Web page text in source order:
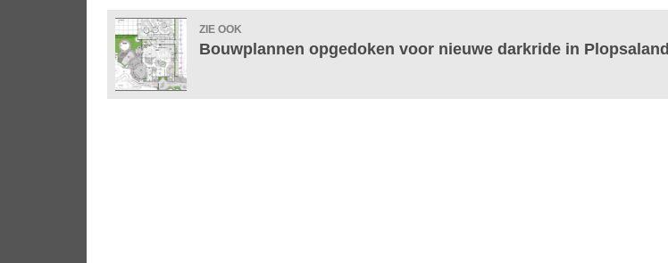
ZIE OOK
Bouwplannen opgedoken voor nieuwe darkride in Plopsaland